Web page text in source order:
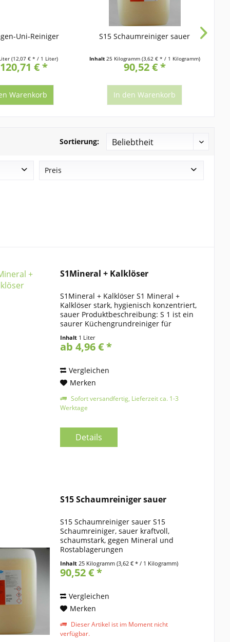
Uni-Reiniger
(12,07 € * / 1 Liter)
€ *
Warenkorb
S15 Schaumreiniger sauer
Inhalt 25 Kilogramm (3,62 € * / 1 Kilogramm)
90,52 € *
In den Warenkorb
Sortierung:
Preis
S1Mineral + Kalklöser
S1Mineral + Kalklöser S1 Mineral +
Kalklöser stark, hygienisch konzentriert,
sauer Produktbeschreibung: S 1 ist ein
saurer Küchengrundreiniger für
WC und Nassbereichen. S 1
Küchenreiniger, sauer...
Inhalt 1 Liter
ab 4,96 € *
Vergleichen
Merken
Sofort versandfertig, Lieferzeit ca. 1-3
Werktage
Details
S15 Schaumreiniger sauer
S15 Schaumreiniger sauer S15
Schaumreiniger, sauer kraftvoll,
schaumstark, gegen Mineral und
Rostablagerungen
Einsatz in Milch-, Fleisch-, Fisch, oder
Feinkostindustrie. Regelmäßige
Inhalt25 Kilogramm(3,62 € * / 1 Kilogramm)
90,52 € *
Vergleichen
Merken
Dieser Artikel ist im Moment nicht
verfügbar.